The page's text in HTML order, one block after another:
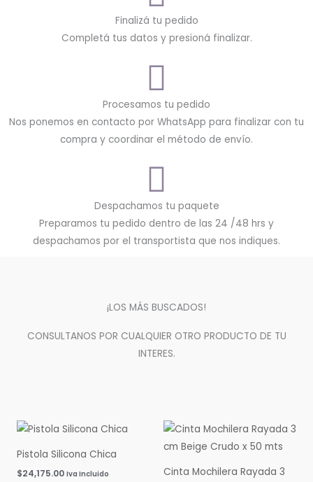
Finalizá tu pedido
Completá tus datos y presioná finalizar.
Procesamos tu pedido
Nos ponemos en contacto por WhatsApp para finalizar con tu
compra y coordinar el método de envío.
Despachamos tu paquete
Preparamos tu pedido dentro de las 24 /48 hrs y
despachamos por el transportista que nos indiques.
¡LOS MÁS BUSCADOS!
CONSULTANOS POR CUALQUIER OTRO PRODUCTO DE TU
INTERES.
Pistola Silicona Chica
$24,175.00 Iva Incluido
Cinta Mochilera Rayada 3